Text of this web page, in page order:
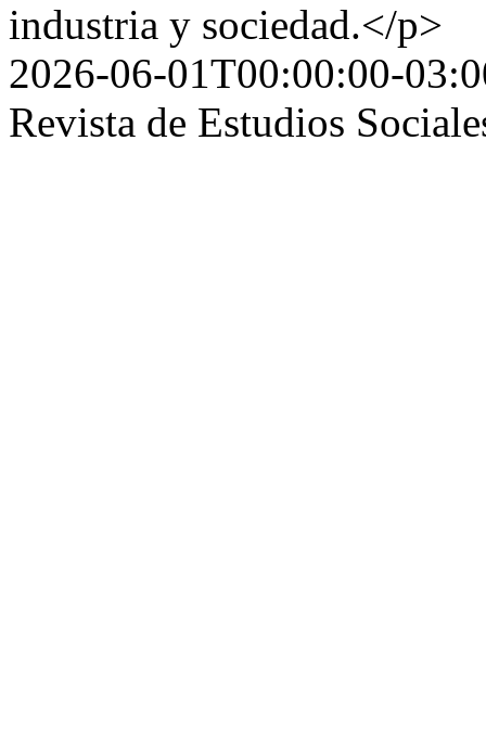
industria y sociedad.</p>
2026-06-01T00:00:00-
Revista de Estudios